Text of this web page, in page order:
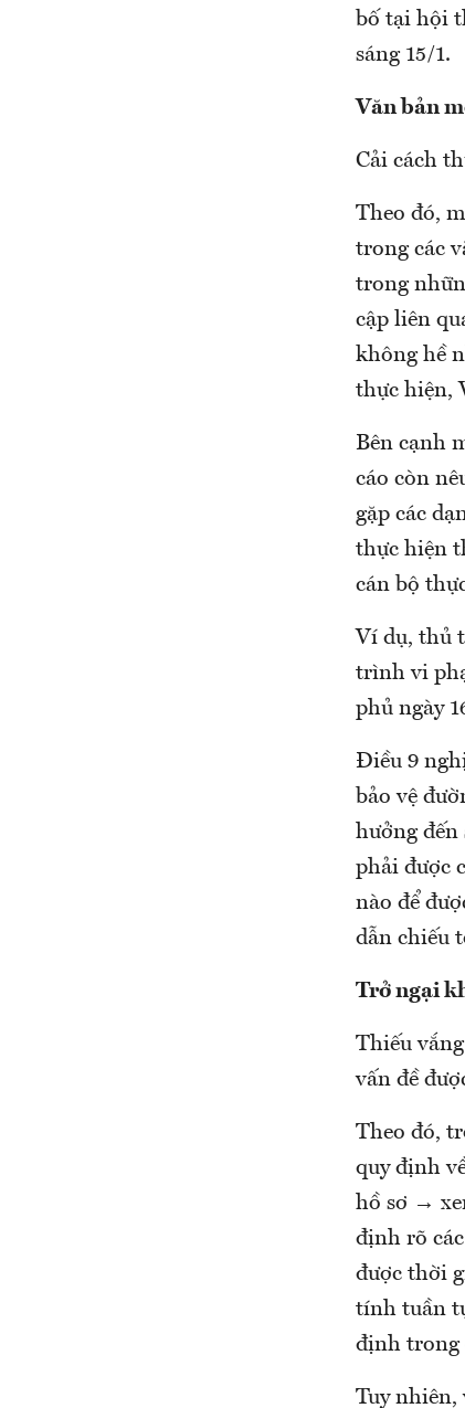
bố tại hội
sáng 15/1.
Văn bản
Cải cách
Theo đó,
trong các
trong
cập liên
không hề
thực hiện,
Bên cạnh
cáo còn
gặp các
thực hiện
cán bộ
Ví dụ, thủ
trình vi
phủ ngày
Điều 9
bảo vệ
hưởng
phải được
nào để
dẫn chiếu
Trở ngại
Thiếu
vấn đề
Theo đó,
quy định
hồ sơ →
định rõ
được thời
tính tuần
định trong
Tuy nhiên,